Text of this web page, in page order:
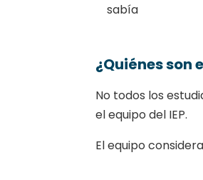
sabía
¿Quiénes son
No todos los
el equipo del IEP.
El equipo